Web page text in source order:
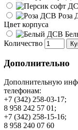
Роза
Цвет корпуса
Количество
Дополнительно
Дополнительную
телефонам:
+7 (342) 258-03-17;
8 958 242 57 01;
+7 (342) 258-15-16;
8 958 240 07 60